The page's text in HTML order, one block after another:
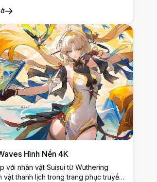
Hình Nền 4K
với nhân vật Suisui từ Wuthering
vật thanh lịch trong trang phục truyền